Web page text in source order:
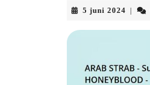
5 juni 2024
2024